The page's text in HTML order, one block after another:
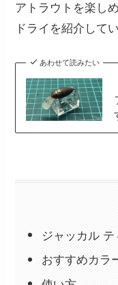
アトラウトを楽し
ドライを紹介して
あわせて読みたい
ジャッカル
おすすめカラ